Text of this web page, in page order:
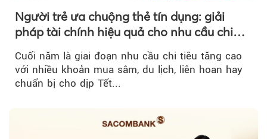
Người trẻ ưa chuộng thẻ tín dụng: giải
pháp tài chính hiệu quả cho nhu cầu chi
tiêu cuối năm
Cuối năm là giai đoạn nhu cầu chi tiêu tăng cao
với nhiều khoản mua sắm, du lịch, liên hoan hay
chuẩn bị cho dịp Tết...